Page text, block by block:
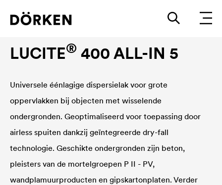
LUCITE® 400 ALL-IN 5
Universele éénlagige dispersielak voor grote
oppervlakken bij objecten met wisselende
ondergronden. Geoptimaliseerd voor toepassing door
airless spuiten dankzij geïntegreerde dry-fall
technologie. Geschikte ondergronden zijn beton,
pleisters van de mortelgroepen P II - PV,
wandplamuurproducten en gipskartonplaten. Verder